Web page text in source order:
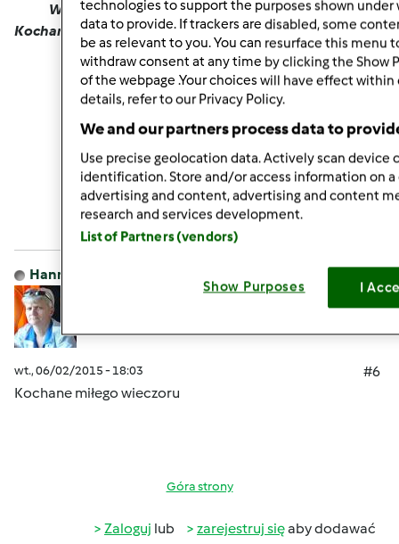
Wspaniałego wieczorku i kolorowych snów
Kochane
Góra strony
Zalogujlub zarejestruj sięaby dodawać
Hanna Gręda
wt., 06/02/2015 - 18:03
#6
Kochane miłego wieczoru
Góra strony
Zaloguj lub zarejestruj sięaby dodawać
technologies to support the purposes shown under
data to provide. If trackers are disabled, some
be as relevant to you. You can resurface this menu
withdraw consent at any time by clicking the Show
of the webpage .Your choices will have effect within
details, refer to our Privacy Policy.
We and our partners process data to
Use precise geolocation data. Actively scan device
identification. Store and/or access information on a
advertising and content, advertising and content
research and services development.
List of Partners (vendors)
Show Purposes I